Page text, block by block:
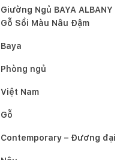
Giường Ngủ BAYA ALBANY
Gỗ Sồi Màu Nâu Đậm
Baya
Phòng ngủ
Việt Nam
Gỗ
Contemporary – Đương đại